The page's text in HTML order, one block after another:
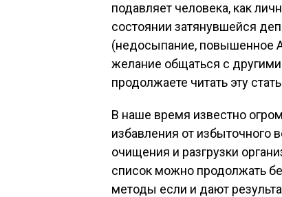
подавляет человека, как
состоянии затянувшейся
(недосыпание, повышенное
желание общаться с
продолжаете читать эту
В наше время известно
избавления от
очищения и разгрузки
список можно продолжать
методы если и дают